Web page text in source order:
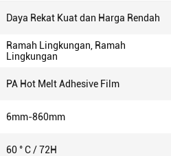
Daya Rekat Kuat dan Harga Rendah
Ramah Lingkungan, Ramah
Lingkungan
PA Hot Melt Adhesive Film
6mm-860mm
60 ° C / 72H